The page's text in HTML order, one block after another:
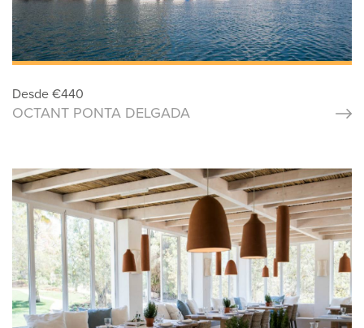
Desde €440
OCTANT PONTA DELGADA